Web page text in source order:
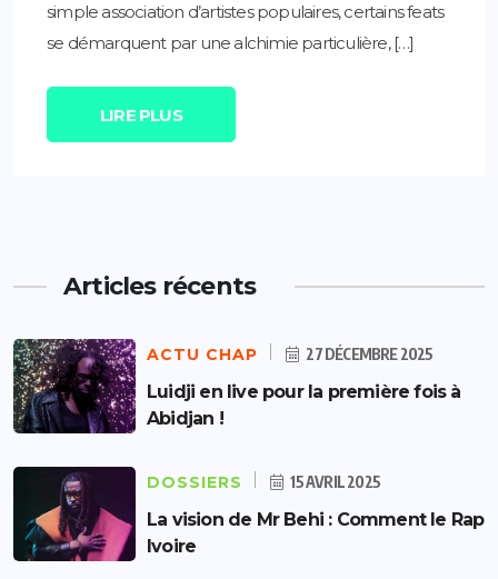
simple association d’artistes populaires, certains feats
se démarquent par une alchimie particulière, […]
LIRE PLUS
Articles récents
ACTU CHAP 27 DÉCEMBRE 2025
Luidji en live pour la première fois à
Abidjan !
DOSSIERS 15 AVRIL 2025
La vision de Mr Behi : Comment le Rap
Ivoire